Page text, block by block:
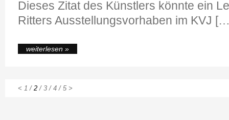
Dieses Zitat des Künstlers könnte ein
Ritters Ausstellungsvorhaben im KVJ
weiterlesen »
< 1 / 2 / 3 / 4 / 5 >